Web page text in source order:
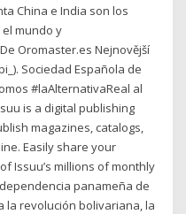
China e India son los
mundo y
Oromaster.es Nejnovější
Sociedad Española de
#laAlternativaReal al
is a digital publishing
magazines, catalogs,
Easily share your
Issuu’s millions of monthly
panameña de
la revolución bolivariana, la